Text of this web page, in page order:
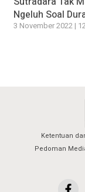
Ngeluh Soal
3 November 2022 |
Ketentuan
Pedoman